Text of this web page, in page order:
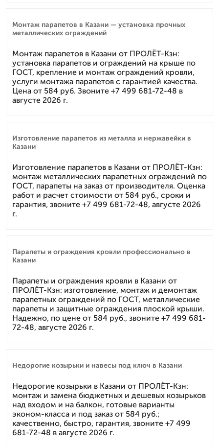
Монтаж парапетов в Казани — установка прочных
металлических ограждений
Монтаж парапетов в Казани от ПРОЛЁТ-Кзн:
установка парапетов и ограждений на крыше по
ГОСТ, крепление и монтаж ограждений кровли,
услуги монтажа парапетов с гарантией качества.
Цена от 584 руб. Звоните +7 499 681-72-48 в
августе 2026 г.
Изготовление парапетов из металла и нержавейки в
Казани
Изготовление парапетов в Казани от ПРОЛЁТ-Кзн:
монтаж металлических парапетных ограждений по
ГОСТ, парапеты на заказ от производителя. Оценка
работ и расчет стоимости от 584 руб., сроки и
гарантия, звоните +7 499 681-72-48, августе 2026
г.
Парапеты и ограждения кровли профессионально в
Казани
Парапеты и ограждения кровли в Казани от
ПРОЛЁТ-Кзн: изготовление, монтаж и демонтаж
парапетных ограждений по ГОСТ, металлические
парапеты и защитные ограждения плоской крыши.
Надежно, по цене от 584 руб., звоните +7 499 681-
72-48, августе 2026 г.
Недорогие козырьки и навесы под ключ в Казани
Недорогие козырьки в Казани от ПРОЛЁТ-Кзн:
монтаж и замена бюджетных и дешевых козырьков
над входом и на балкон, готовые варианты
эконом-класса и под заказ от 584 руб.;
качественно, быстро, гарантия, звоните +7 499
681-72-48 в августе 2026 г.